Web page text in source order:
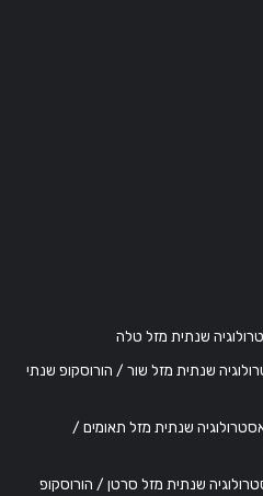
אסטרולוגיה שנתית מזל שור / הורוסקופ שנתי
/ תחזית אסטרולוגיה שנתית מזל תאומים /
תחזית אסטרולוגיה שנתית מזל סרטן / הורוסקופ